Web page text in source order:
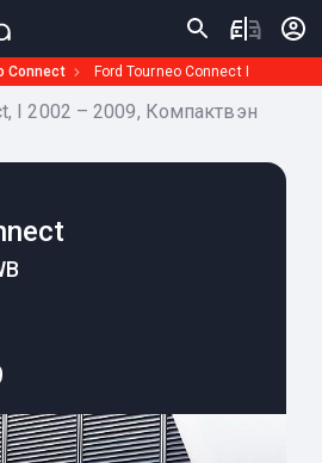
Connect Ford Tourneo Connect I
I 2002 – 2009, Компактвэн